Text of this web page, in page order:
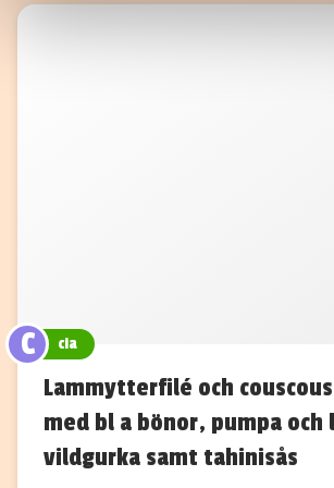
C cia
Lammytterfilé och
med bl a bönor, pumpa och
vildgurka samt tahinisås